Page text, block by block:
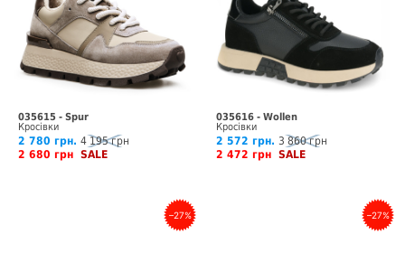
035615 - Spur
Кросівки
2 780 грн. 4 195 грн
2 680 грн SALE
035616 - Wollen
Кросівки
2 572 грн. 3 860 грн
2 472 грн SALE
–27% –27%